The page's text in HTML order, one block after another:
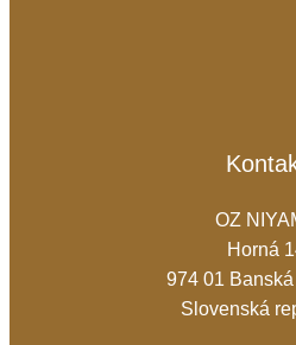
OZ
Horná
974 01
Slovenská